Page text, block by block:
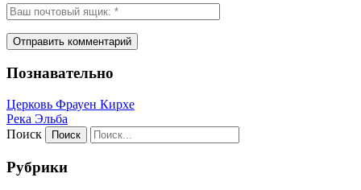
Познавательно
Церковь Фрауен Кирхе
Река Эльба
Поиск
Рубрики